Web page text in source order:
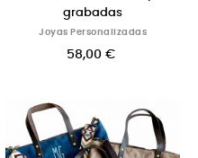
grabadas
Joyas Personalizadas
58,00 €